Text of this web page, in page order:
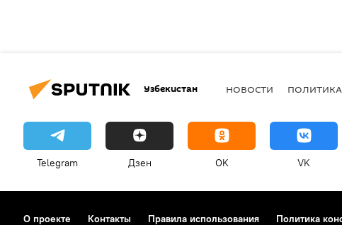
Узбекистан НОВОСТИ ПОЛИТИКА
Telegram Дзен OK VK
О проекте Контакты Правила использования Политика